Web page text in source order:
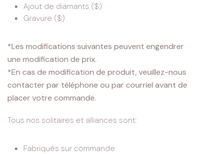
Ajout de diamants ($)
Gravure ($)
*Les modifications suivantes peuvent engendrer
une modification de prix.
*En cas de modification de produit, veuillez-nous
contacter par téléphone ou par courriel avant de
placer votre commande.
Tous nos solitaires et alliances sont:
Fabriqués sur commande